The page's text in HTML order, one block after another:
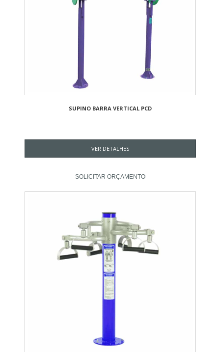
SUPINO BARRA VERTICAL PCD
VER DETALHES
SOLICITAR ORÇAMENTO